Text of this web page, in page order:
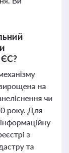
ЄС?
на
чи
року. Для
з
та